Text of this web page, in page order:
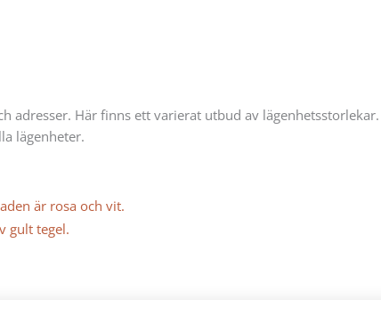
adresser. Här finns ett varierat utbud av
lägenheter.